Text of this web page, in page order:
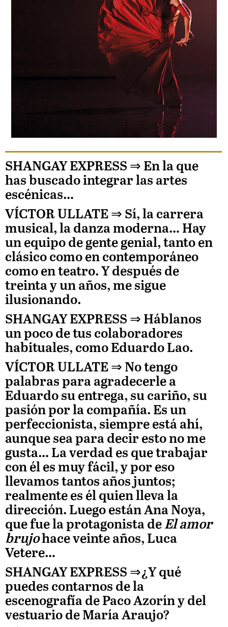
SHANGAY EXPRESS ⇒ En la que
has buscado integrar las artes
escénicas…
VÍCTOR ULLATE ⇒ Sí, la carrera
musical, la danza moderna… Hay
un equipo de gente genial, tanto en
clásico como en contemporáneo
como en teatro. Y después de
treinta y un años, me sigue
ilusionando.
SHANGAY EXPRESS ⇒ Háblanos
un poco de tus colaboradores
habituales, como Eduardo Lao.
VÍCTOR ULLATE ⇒ No tengo
palabras para agradecerle a
Eduardo su entrega, su cariño, su
pasión por la compañía. Es un
perfeccionista, siempre está ahí,
aunque sea para decir esto no me
gusta… La verdad es que trabajar
con él es muy fácil, y por eso
llevamos tantos años juntos;
realmente es él quien lleva la
dirección. Luego estánAna Noya,
que fue la protagonista de El amor
brujohace veinte años, Luca
Vetere…
SHANGAY EXPRESS ⇒¿Y qué
puedes contarnos de la
escenografía dePaco Azorín y del
vestuario de María Araujo?